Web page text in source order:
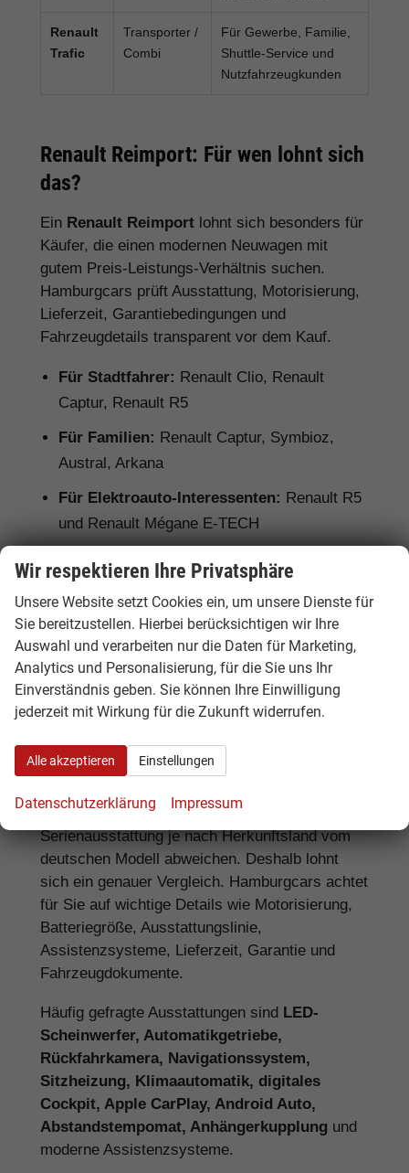
Renault
Trafic
Transporter /
Combi
Für Gewerbe, Familie,
Shuttle-Service und
Nutzfahrzeugkunden
Renault Reimport: Für wen lohnt sich
das?
Ein Renault Reimport lohnt sich besonders für
Käufer, die einen modernen Neuwagen mit
gutem Preis-Leistungs-Verhältnis suchen.
Hamburgcars prüft Ausstattung, Motorisierung,
Lieferzeit, Garantiebedingungen und
Fahrzeugdetails transparent vor dem Kauf.
Für Stadtfahrer: Renault Clio, Renault
Captur, Renault R5
Für Familien: Renault Captur, Symbioz,
Austral, Arkana
Für Elektroauto-Interessenten: Renault R5
und Renault Mégane E-TECH
Für Hybrid-Fahrer:
Renault Clio E-Tech,
Captur E-Tech, Symbioz, Austral und Arkana
Für Gewerbekunden:Renault Trafic als
Kastenwagen oder Combi
Ausstattung, Lieferzeit und
Unterschiede bei Renault EU-
Neuwagen
Bei einem Renault EU-Neuwagen kann die
Serienausstattung je nach Herkunftsland vom
deutschen Modell abweichen. Deshalb lohnt
sich ein genauer Vergleich. Hamburgcars achtet
für Sie auf wichtige Details wie Motorisierung,
Batteriegröße, Ausstattungslinie,
Assistenzsysteme, Lieferzeit, Garantie und
Fahrzeugdokumente.
Häufig gefragte Ausstattungen sind LED-
Scheinwerfer, Automatikgetriebe,
Rückfahrkamera, Navigationssystem,
Sitzheizung, Klimaautomatik, digitales
Cockpit, Apple CarPlay, Android Auto,
Abstandstempomat, Anhängerkupplung und
moderne Assistenzsysteme.
Wir respektieren Ihre Privatsphäre
Unsere Website setzt Cookies ein, um unsere Dienste für
Sie bereitzustellen. Hierbei berücksichtigen wir Ihre
Auswahl und verarbeiten nur die Daten für Marketing,
Analytics und Personalisierung, für die Sie uns Ihr
Einverständnis geben. Sie können Ihre Einwilligung
jederzeit mit Wirkung für die Zukunft widerrufen.
Alle akzeptieren Einstellungen
Datenschutzerklärung Impressum